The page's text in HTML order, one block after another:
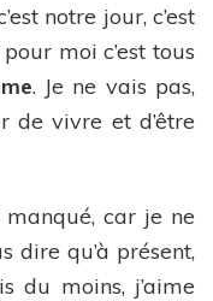
notre jour, c’est
pour moi c’est tous
. Je ne vais pas,
de vivre et d’être
manqué, car je ne
dire qu’à présent,
du moins, j’aime